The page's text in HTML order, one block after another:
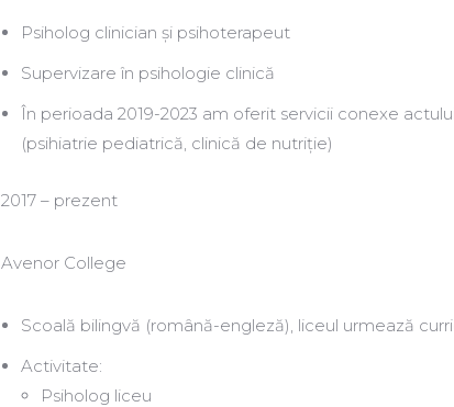
Psiholog clinician și psihoterapeut
Supervizare în psihologie clinică
În perioada 2019-2023 am oferit servicii conexe
(psihiatrie pediatrică, clinică de nutriție)
2017 – prezent
Avenor College
Scoală bilingvă (română-engleză), liceul urmează
Activitate:
Psiholog liceu